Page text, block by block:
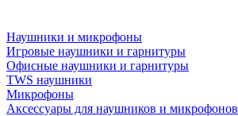
Наушники и микрофоны
Игровые наушники и гарнитуры
Офисные наушники и гарнитуры
TWS наушники
Микрофоны
Аксессуары для наушников и микрофонов